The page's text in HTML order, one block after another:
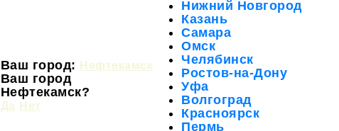
Ваш город: Нефтекамск
Ваш город
Нефтекамск?
Да Нет
Нижний Новгород
Казань
Самара
Омск
Челябинск
Ростов-на-Дону
Уфа
Волгоград
Красноярск
Пермь